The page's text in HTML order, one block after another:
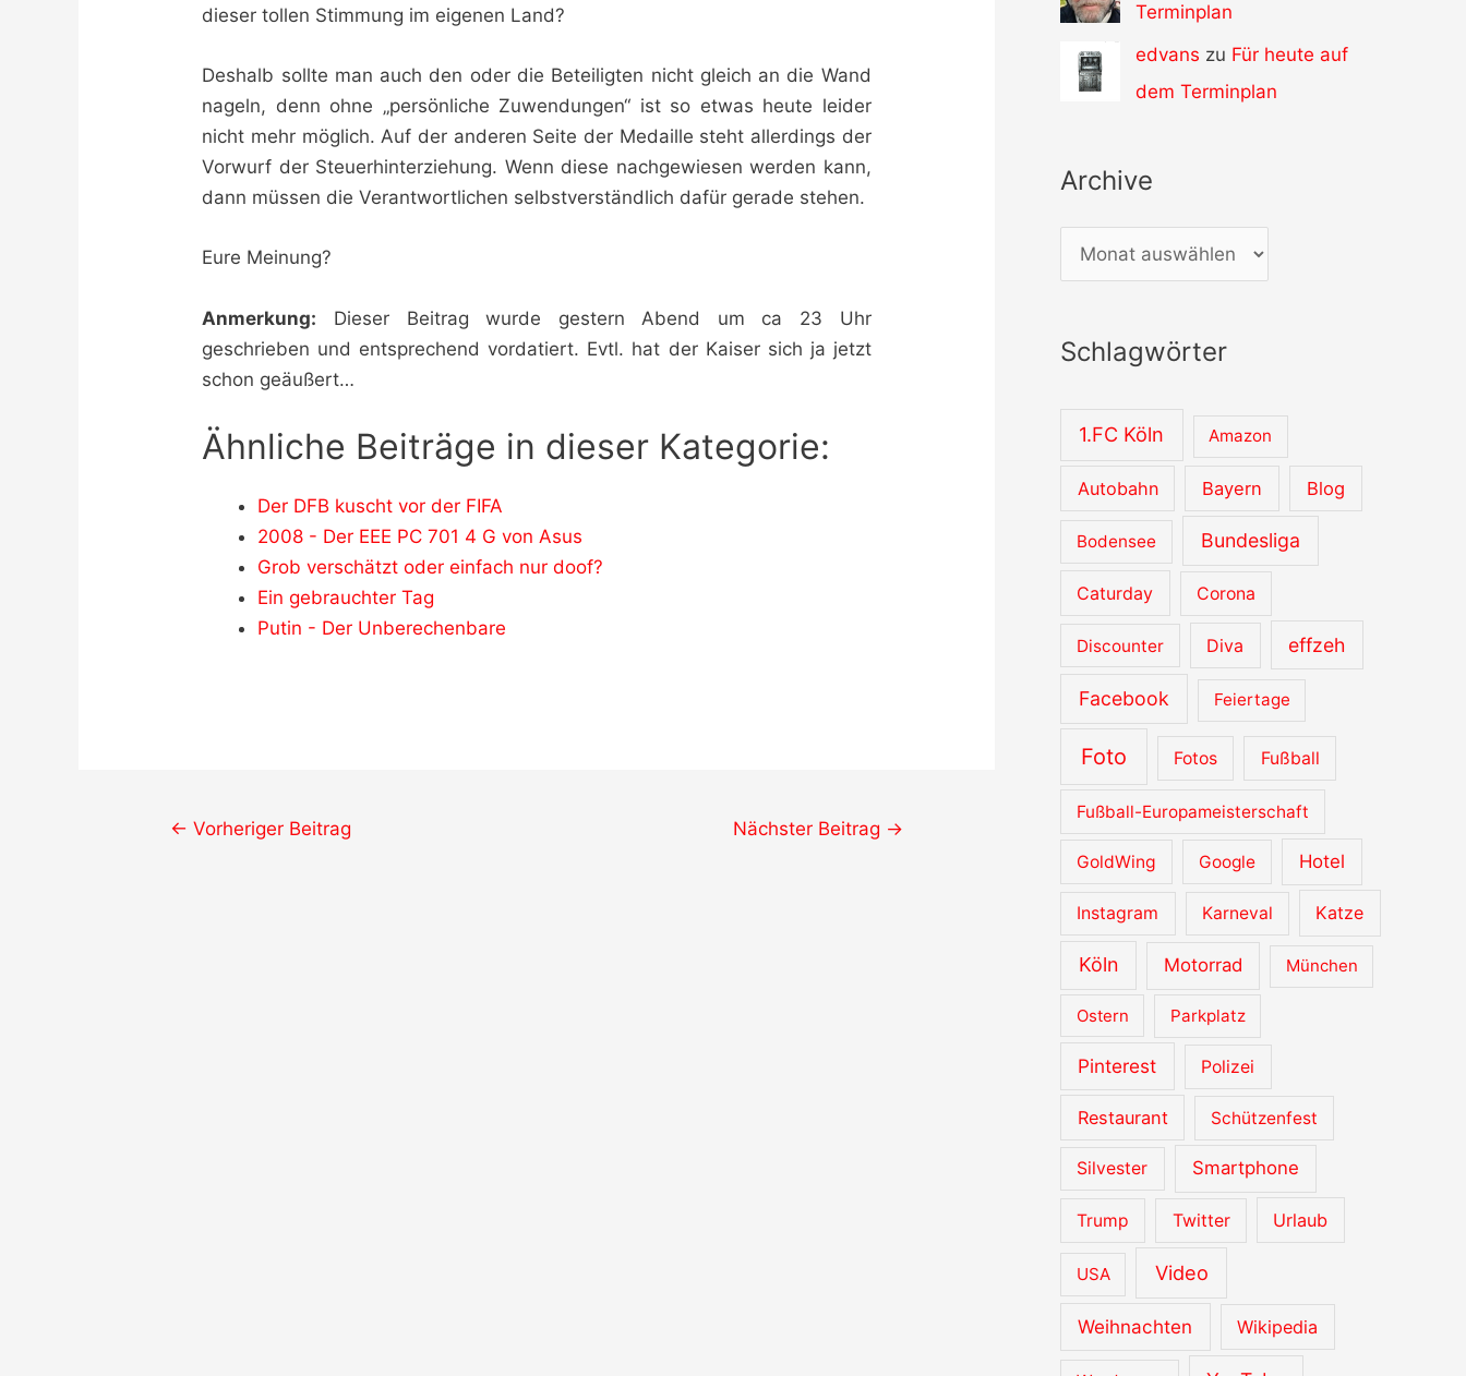
dieser tollen Stimmung im eigenen Land?
Deshalb sollte man auch den oder die Beteiligten nicht gleich an die Wand
nageln, denn ohne „persönliche Zuwendungen“ ist so etwas heute leider
nicht mehr möglich. Auf der anderen Seite der Medaille steht allerdings der
Vorwurf der Steuerhinterziehung. Wenn diese nachgewiesen werden kann,
dann müssen die Verantwortlichen selbstverständlich dafür gerade stehen.
Eure Meinung?
Anmerkung: Dieser Beitrag wurde gestern Abend um ca 23 Uhr
geschrieben und entsprechend vordatiert. Evtl. hat der Kaiser sich ja jetzt
schon geäußert…
Ähnliche Beiträge in dieser Kategorie:
Der DFB kuscht vor der FIFA
2008 - Der EEE PC 701 4 G von Asus
Grob verschätzt oder einfach nur doof?
Ein gebrauchter Tag
Putin - Der Unberechenbare
Post← Vorheriger Beitrag Nächster Beitrag →
Terminplan
edvans zu Für heute auf
dem Terminplan
Archive
r
h
e
Schlagwörter
1.FC Köln Amazon
Autobahn Bayern Blog
Bodensee Bundesliga
Caturday Corona
Discounter Diva effzeh
Facebook Feiertage
Foto Fotos Fußball
Fußball-Europameisterschaft
GoldWing Google Hotel
Instagram Karneval Katze
Köln Motorrad München
Ostern Parkplatz
Pinterest Polizei
Restaurant Schützenfest
Silvester Smartphone
Trump Twitter Urlaub
USA Video
Weihnachten Wikipedia